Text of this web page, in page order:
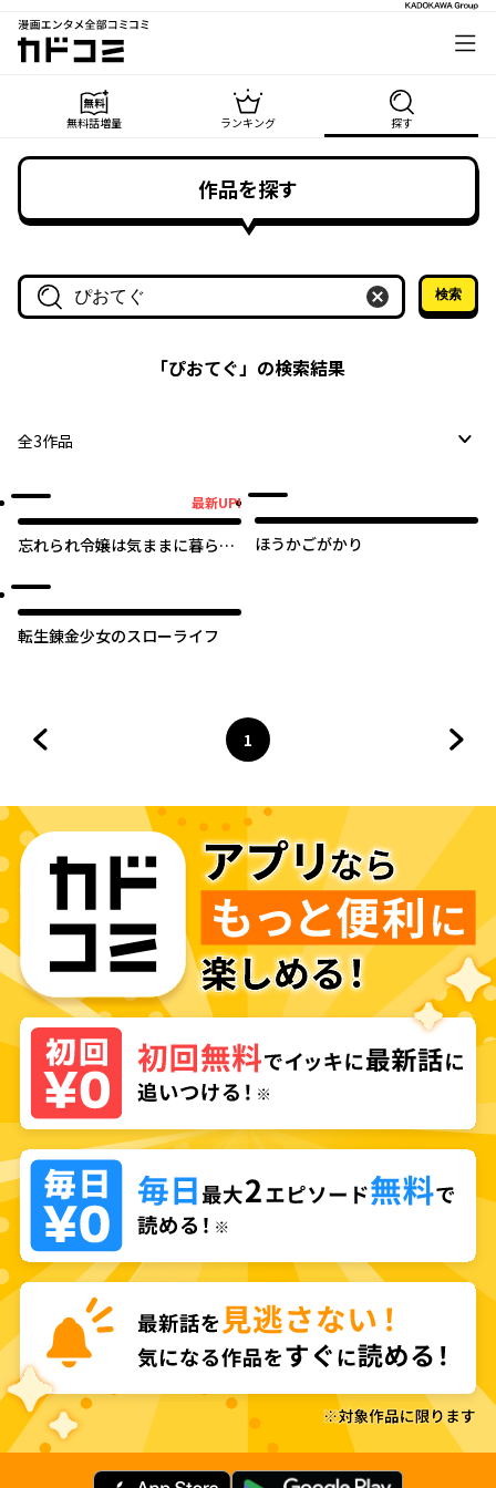
漫画エンタメ全部コミコミ
カドコミ
無料話増量 ランキング 探す
作品を探す
作品名・作家名で探す
検索
「ぴおてぐ」の検索結果
全3作品
最新UP!
忘れられ令嬢は気ままに暮らし
ほうかごがかり
転生錬金少女のスローライフ
ページ
1
へ